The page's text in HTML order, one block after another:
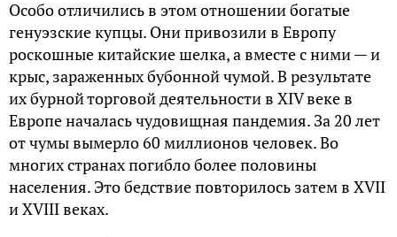
Особо отличились в этом отношении богатые
генуэзские купцы. Они привозили в Европу
роскошные китайские шелка, а вместе с ними — и
крыс, зараженных бубонной чумой. В результате
их бурной торговой деятельности в XIVвеке в
Европе началась чудовищная пандемия. За 20 лет
от чумы вымерло 60 миллионов человек. Во
многих странах погибло более половины
населения. Это бедствие повторилось затем в XVII
иXVIIIвеках.